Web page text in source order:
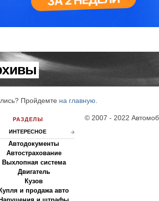
Пройдемте на главную
РАЗДЕЛЫ
ИНТЕРЕСНОЕ
Автодокументы
Автострахование
Выхлопная система
Двигатель
Кузов
Купля и продажа авто
© 2007 - 2022